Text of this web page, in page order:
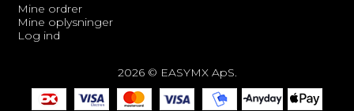
Mine ordrer
Mine oplysninger
Log ind
2026 © EASYMX ApS.